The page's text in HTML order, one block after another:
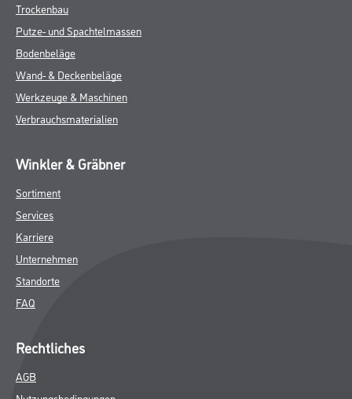
Trockenbau
Putze- und Spachtelmassen
Bodenbeläge
Wand- & Deckenbeläge
Werkzeuge & Maschinen
Verbrauchsmaterialien
Winkler & Gräbner
Sortiment
Services
Karriere
Unternehmen
Standorte
FAQ
Rechtliches
AGB